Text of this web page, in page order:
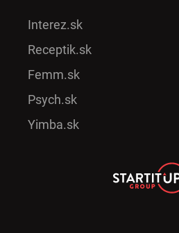
Interez.sk
Receptik.sk
Femm.sk
Psych.sk
Yimba.sk